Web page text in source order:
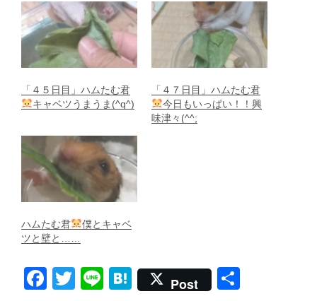
「４５日目」ハムたむ君
キャベツうまうま(^q^)
「４７日目」ハムたむ君
今日もいっぱい！！興
味津々(^^;
ハムたむ君
僕とキャベ
ツと壁と……
F
T
Li
H
Post